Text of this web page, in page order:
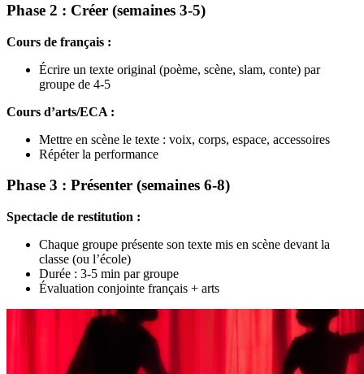
Phase 2 : Créer (semaines 3-5)
Cours de français :
Écrire un texte original (poème, scène, slam, conte) par
groupe de 4-5
Cours d’arts/ECA :
Mettre en scène le texte : voix, corps, espace, accessoires
Répéter la performance
Phase 3 : Présenter (semaines 6-8)
Spectacle de restitution :
Chaque groupe présente son texte mis en scène devant la
classe (ou l’école)
Durée : 3-5 min par groupe
Évaluation conjointe français + arts